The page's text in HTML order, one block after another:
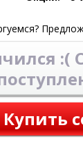
:(
Купить